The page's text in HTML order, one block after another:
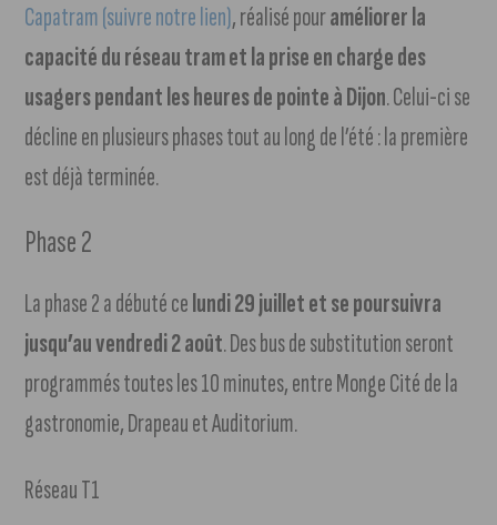
Capatram (suivre notre lien), réalisé pouraméliorer la
capacité du réseau tram et la prise en charge des
usagers pendant les heures de pointe à Dijon. Celui-ci se
décline en plusieurs phases tout au long de l’été : la première
est déjà terminée.
Phase 2
La phase 2 a débuté celundi 29 juillet et se poursuivra
jusqu’au vendredi 2 août. Des bus de substitution seront
programmés toutes les 10 minutes, entre Monge Cité de la
gastronomie, Drapeau et Auditorium.
Réseau T1